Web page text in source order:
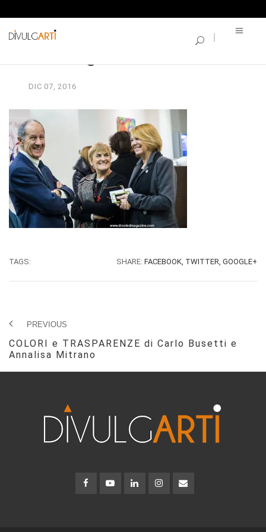
DIC 07, 2016
TAGS: SHARE: FACEBOOK, TWITTER, GOOGLE+
PREVIOUS
COLORI e TRASPARENZE di Carlo Busetti e
Annalisa Mitrano